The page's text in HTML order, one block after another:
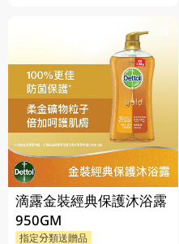
滴露金裝經典保護沐浴露
950GM
指定分類送贈品